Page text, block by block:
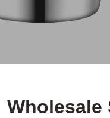
Wholesale